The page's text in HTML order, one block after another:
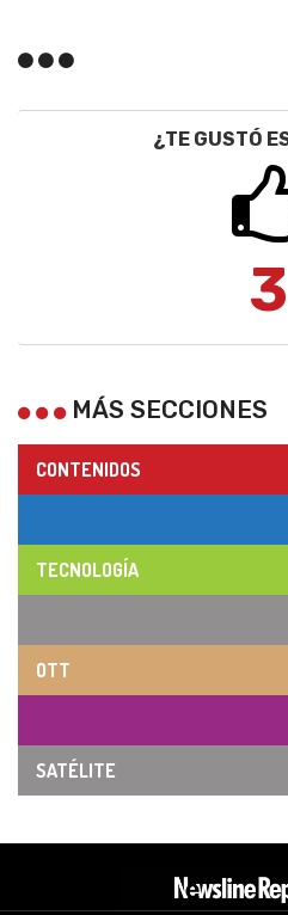
¿TE GUSTÓ
3
MÁS SECCIONES
CONTENIDOS
TECNOLOGÍA
OTT
SATÉLITE